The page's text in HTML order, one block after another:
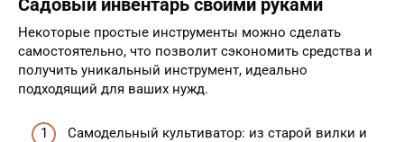
Садовый инвентарь своими руками
Некоторые простые инструменты можно сделать
самостоятельно, что позволит сэкономить средства и
получить уникальный инструмент, идеально
подходящий для ваших нужд.
Самодельный культиватор: из старой вилки и